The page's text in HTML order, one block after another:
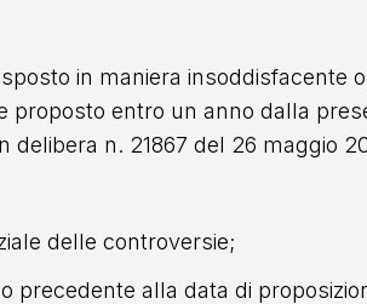
in maniera insoddisfacente
entro un anno dalla
n. 21867 del 26 maggio
delle controversie;
precedente alla data di